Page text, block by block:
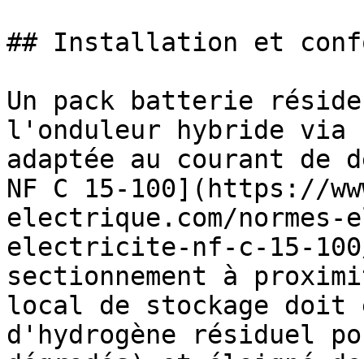
## Installation et
Un pack batterie
l'onduleur hybride via
adaptée au courant de
NF C 15-100](https://
electrique.com/normes-
electricite-nf-c-15-
sectionnement à
local de stockage doit
d'hydrogène résiduel